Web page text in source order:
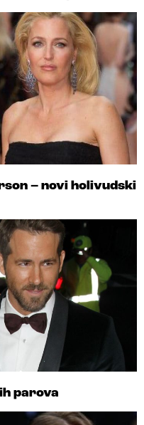
– novi holivudski
parova